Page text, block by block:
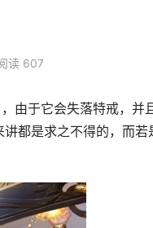
读 607
由于它会失落特戒，并
都是求之不得的，而